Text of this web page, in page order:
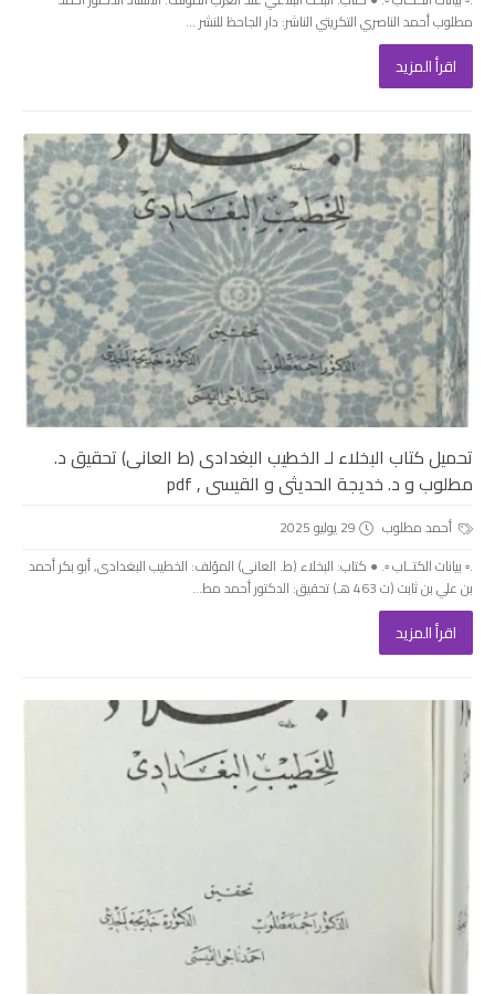
مطلوب أحمد الناصري التكريتي الناشر: دار الجاحظ للنشر ...
اقرأ المزيد
تحميل كتاب البخلاء لـ الخطيب البغدادى (ط العانى) تحقيق د.
مطلوب و د. خديجة الحديثى و القيسى , pdf
أحمد مطلوب
29 يوليو 2025
.▫️ بيانات الكتــاب ▫️. ● كتاب: البخلاء (ط. العانى) المؤلف: الخطيب البغدادى, أبو بكر أحمد
بن علي بن ثابت (ت 463 هـ) تحقيق: الدكتور أحمد مط...
اقرأ المزيد